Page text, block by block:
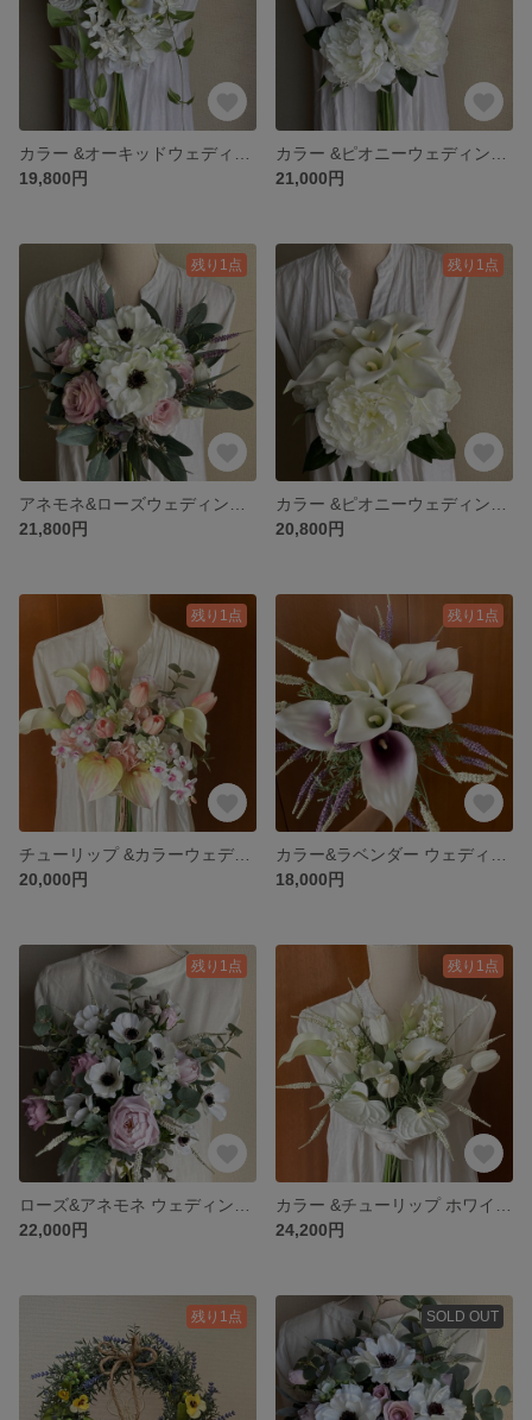
19,800円
21,000円
残り1点
21,800円
残り1点
20,800円
残り1点
20,000円
残り1点
18,000円
残り1点
22,000円
残り1点
24,200円
残り1点 SOLD OUT